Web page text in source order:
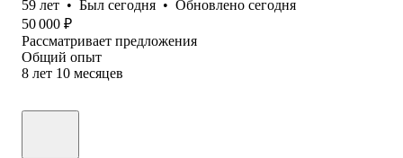
59 лет • Был сегодня • Обновлено сегодня
50 000 ₽
Рассматривает предложения
Общий опыт
8 лет 10 месяцев